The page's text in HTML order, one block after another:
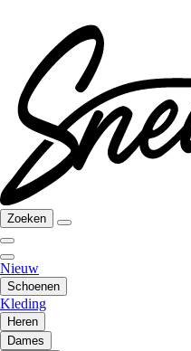
Zoeken
Nieuw
Schoenen
Kleding
Heren
Dames